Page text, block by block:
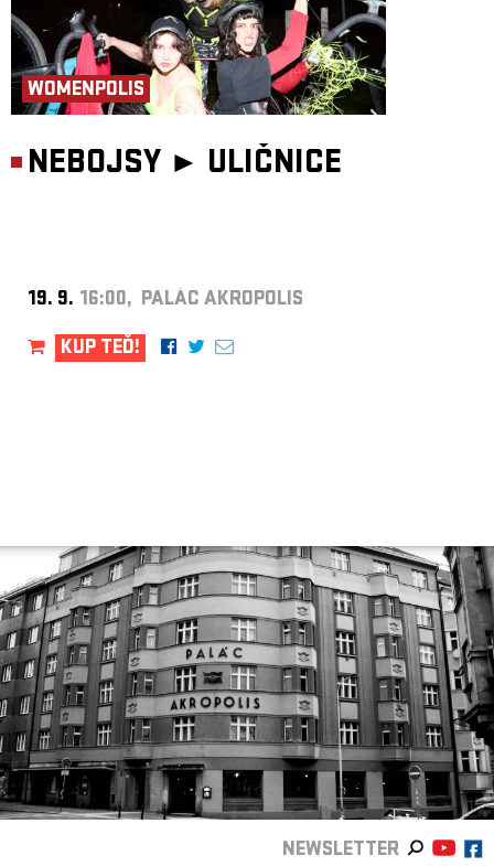
WOMENPOLIS
NEBOJSY ► ULIČNICE
19. 9. 16:00, PALÁC AKROPOLIS
KUP TEĎ!
NEWSLETTER